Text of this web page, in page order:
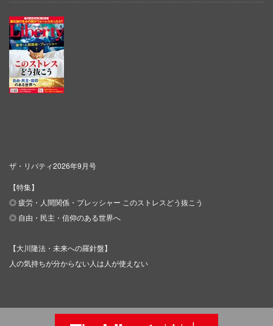
ザ・リバティ2026年9月号
【特集】
◎ 疲労・人間関係・プレッシャー このストレスどう抜こう
◎ 自由・民主・信仰のある世界へ
【大川隆法・未来への羅針盤】
人の気持ちが分からない人は人が使えない